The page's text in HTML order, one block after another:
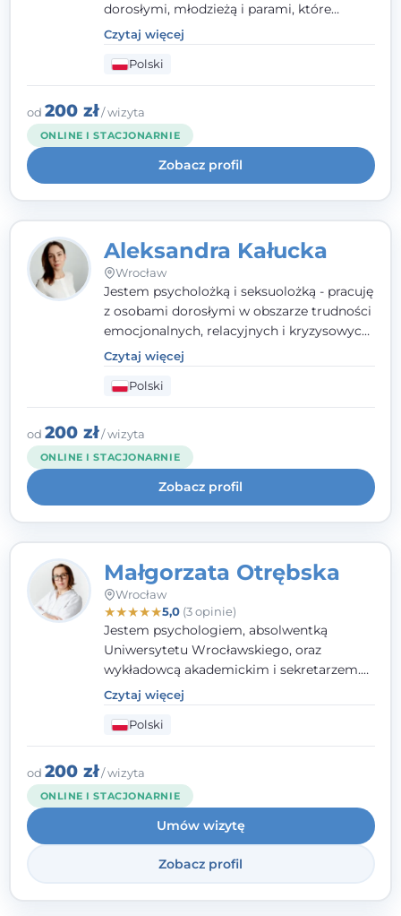
dorosłymi, młodzieżą i parami, które
doświadczają kryzysów psychicznych,
traumy, stanów lękowych i trudności
relacyjnych. W pracy kieruję się
uważnością, empatią i głębokim
szacunkiem dla indywidualnej historii
każdego człowieka. Jestem w trakcie
czteroletniej szkoły psychoterapii
poznawczo-behawioralnej
rekomendowanej przez PTTPB.
Czytaj więcej
Polski
od 200 zł/ wizyta
ONLINE I STACJONARNIE
Zobacz profil
Aleksandra Kałucka
Wrocław
Jestem psycholożką i seksuolożką - pracuję
z osobami dorosłymi w obszarze trudności
emocjonalnych, relacyjnych i kryzysowych,
w tym z osobami po doświadczeniach
przemocy. Ukończyłam psychologię
kliniczną oraz studia podyplomowe z
interwencji kryzysowej i seksuologii
klinicznej na SWPS we Wrocławiu. W pracy
kieruję się empatią, etyką zawodową i
uważnością na potrzeby klienta.
Czytaj więcej
Polski
od 200 zł/ wizyta
ONLINE I STACJONARNIE
Zobacz profil
Małgorzata Otrębska
Wrocław
★★★★★5,0(3 opinie)
Jestem psychologiem, absolwentką
Uniwersytetu Wrocławskiego, oraz
wykładowcą akademickim i sekretarzem.
Dodatkowo mam kwalifikacje mediatora,
specjalizując się w sprawach rodzinnych,
cywilnych oraz karnych.
Czytaj więcej
Polski
od 200 zł/ wizyta
ONLINE I STACJONARNIE
Umów wizytę
Zobacz profil